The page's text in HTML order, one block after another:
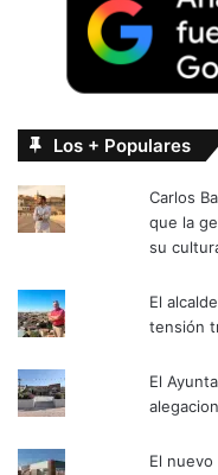
Los + Populares
Carlos
que la
su
El
tensión
El
El